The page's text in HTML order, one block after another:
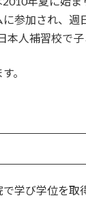
参加され、週
本人補習校で
。
学び学位を